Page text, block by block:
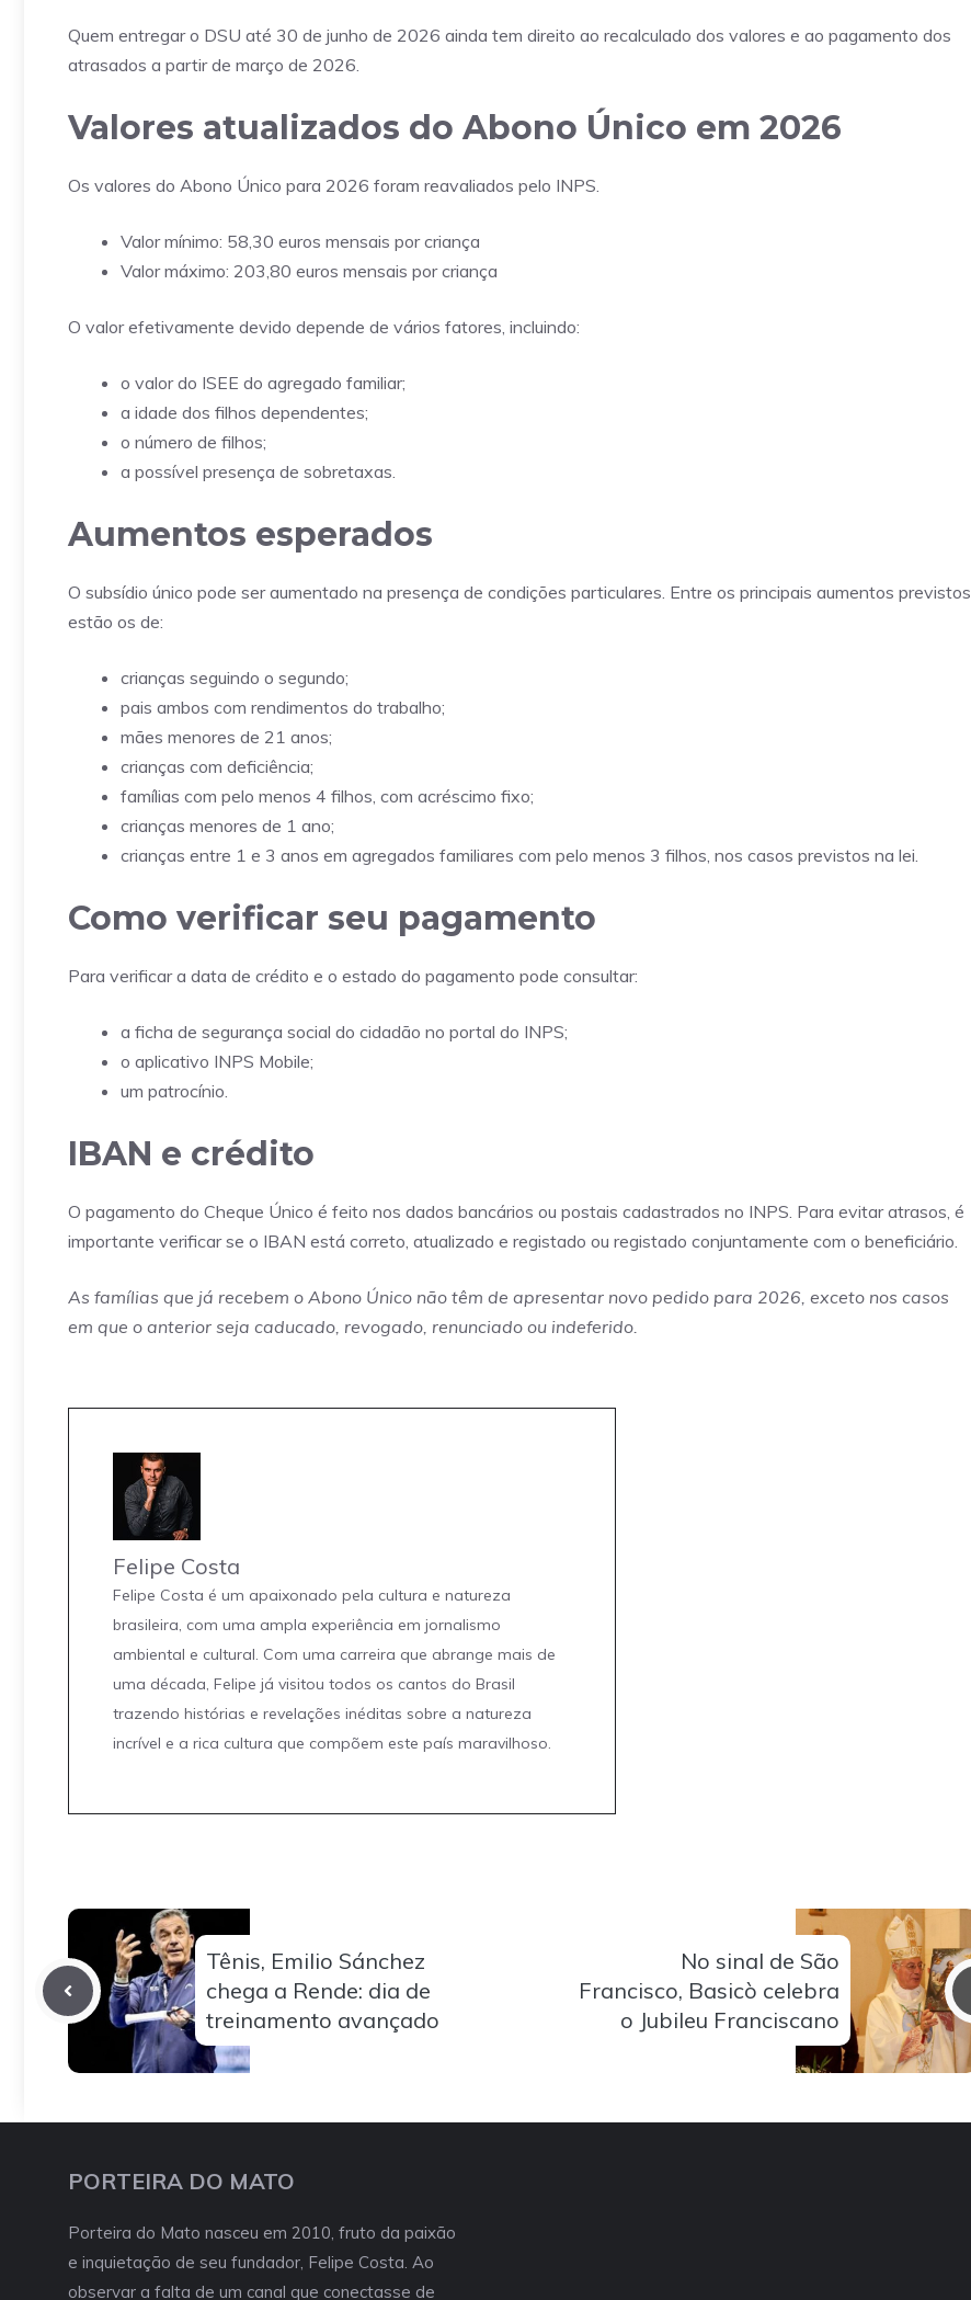
Quem entregar o DSU até 30 de junho de 2026 ainda tem direito ao recalculado dos valores e ao pagamento dos
atrasados ​​a partir de março de 2026.
Valores atualizados do Abono Único em 2026
Os valores do Abono Único para 2026 foram reavaliados pelo INPS.
Valor mínimo: 58,30 euros mensais por criança
Valor máximo: 203,80 euros mensais por criança
O valor efetivamente devido depende de vários fatores, incluindo:
o valor do ISEE do agregado familiar;
a idade dos filhos dependentes;
o número de filhos;
a possível presença de sobretaxas.
Aumentos esperados
O subsídio único pode ser aumentado na presença de condições particulares. Entre os principais aumentos previstos
estão os de:
crianças seguindo o segundo;
pais ambos com rendimentos do trabalho;
mães menores de 21 anos;
crianças com deficiência;
famílias com pelo menos 4 filhos, com acréscimo fixo;
crianças menores de 1 ano;
crianças entre 1 e 3 anos em agregados familiares com pelo menos 3 filhos, nos casos previstos na lei.
Como verificar seu pagamento
Para verificar a data de crédito e o estado do pagamento pode consultar:
a ficha de segurança social do cidadão no portal do INPS;
o aplicativo INPS Mobile;
um patrocínio.
IBAN e crédito
O pagamento do Cheque Único é feito nos dados bancários ou postais cadastrados no INPS. Para evitar atrasos, é
importante verificar se o IBAN está correto, atualizado e registado ou registado conjuntamente com o beneficiário.
As famílias que já recebem o Abono Único não têm de apresentar novo pedido para 2026, exceto nos casos
em que o anterior seja caducado, revogado, renunciado ou indeferido.
Felipe Costa
Felipe Costa é um apaixonado pela cultura e natureza
brasileira, com uma ampla experiência em jornalismo
ambiental e cultural. Com uma carreira que abrange mais de
uma década, Felipe já visitou todos os cantos do Brasil
trazendo histórias e revelações inéditas sobre a natureza
incrível e a rica cultura que compõem este país maravilhoso.
Tênis, Emilio Sánchez
chega a Rende: dia de
treinamento avançado
No sinal de São
Francisco, Basicò celebra
o Jubileu Franciscano
PORTEIRA DO MATO
Porteira do Mato nasceu em 2010, fruto da paixão
e inquietação de seu fundador, Felipe Costa. Ao
observar a falta de um canal que conectasse de